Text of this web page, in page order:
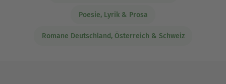
Poesie, Lyrik & Prosa
Romane Deutschland, Österreich & Schweiz